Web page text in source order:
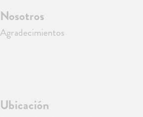
Nosotros
Agradecimientos
Ubicación